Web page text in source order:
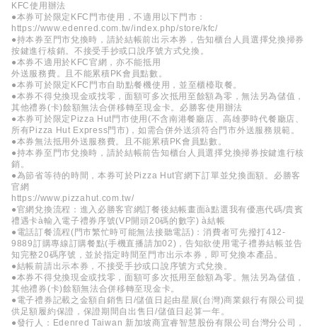
KFC使用辦法
●本券可於限定KFC門市使用，不適用以下門市：
https://www.edenred.com.tw/index.php/store/kfc/
●持本券至門市兌換時，請於結帳前出示本券，告知櫃台人員選擇兌換掃券
按鍵進行核銷。不接受手抄或口說序號方式兌換。
●本券不適用於KFC官網，亦不能抵用
外送服務費。且不能累積PK會員點數。
●本券可於限定KFC門市自助點餐機使用，並至櫃檯取餐。
●本券不得兌換現金或找零，面額可多次抵用至餘額為零，無法另為儲值，
其他禮券(卡)餘額無法合併移轉至現金卡。必勝客使用辦法
●本券可於限定Pizza Hut門市使用(不含南港餐廳店、高雄夢時代餐廳店、
所有Pizza Hut Express門市)，如需合併外送須符合門市外送服務規範。
●本券無法抵用外送服務費。且不能累積PK會員點數。
●持本券至門市兌換時，請於結帳前告知櫃台人員選擇兌換掃券按鍵進行核
銷。
●為節省等待的時間，本券可於Pizza Hut官網下訂單並兌換面額。必勝客
官網
https://www.pizzahut.com.tw/
●官網兌換流程：進入必勝客官網訂餐後結帳畫面à點選我有優惠代碼/貴賓
禮遇卡à輸入電子禮券序號(VP開頭20碼的數字) à結帳
●電話訂餐流程(門市繁忙時可能無法接聽電話)：消費者可先撥打412-
9889訂購專線訂購餐點(手機直播請加02)，告知欲使用電子禮券結帳並告
知完整20碼序號，並於指定時間至門市出示本券，即可兌換本產品。
●結帳前請出示本券，不接受手抄或口說序號方式兌換。
●本券不得兌換現金或找零，面額可多次抵用至餘額為零。無法另為儲值，
其他禮券(卡)餘額無法合併移轉至現金卡。
●電子禮券記載之金額自銷售日/儲值日起由星展(台灣)商業銀行有限公司提
供足額履約保證，保證期間自出售日/儲值日起算一年。
●發行人：Edenred Taiwan 新加坡商宜睿智慧股份有限公司台灣分公司，